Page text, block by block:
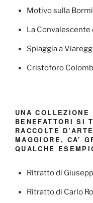
Motivo sulla
La
Spiaggia a
Cristoforo
UNA
BENEFATTORI SI
RACCOLTE
MAGGIORE, CA’
QUALCHE
Ritratto di
Ritratto di Carlo